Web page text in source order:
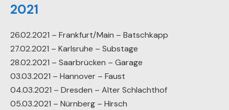
2021
26.02.2021 – Frankfurt/Main – Batschkapp
27.02.2021 – Karlsruhe – Substage
28.02.2021 – Saarbrücken – Garage
03.03.2021 – Hannover – Faust
04.03.2021 – Dresden – Alter Schlachthof
05.03.2021 – Nürnberg – Hirsch